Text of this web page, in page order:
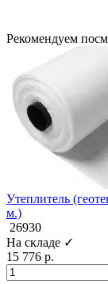
Рекомендуем
Утеплитель
м.)
26930
На складе ✓
15 776 р.